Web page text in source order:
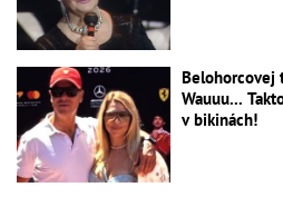
Belohorcovej
Wauuu...
v bikinách!